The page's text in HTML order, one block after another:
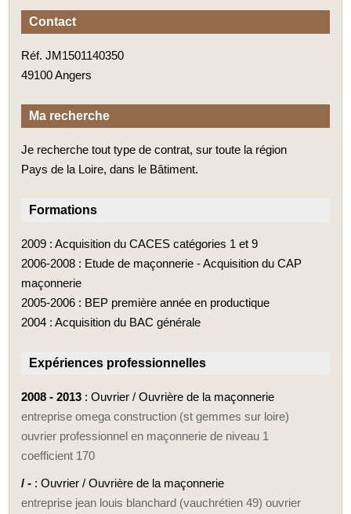
Contact
Réf. JM1501140350
49100 Angers
Ma recherche
Je recherche tout type de contrat, sur toute la région
Pays de la Loire, dans le Bâtiment.
Formations
2009 : Acquisition du CACES catégories 1 et 9
2006-2008 : Etude de maçonnerie - Acquisition du CAP
maçonnerie
2005-2006 : BEP première année en productique
2004 : Acquisition du BAC générale
Expériences professionnelles
2008 - 2013 : Ouvrier / Ouvrière de la maçonnerie
entreprise omega construction (st gemmes sur loire)
ouvrier professionnel en maçonnerie de niveau 1
coefficient 170
/ - : Ouvrier / Ouvrière de la maçonnerie
entreprise jean louis blanchard (vauchrétien 49) ouvrier